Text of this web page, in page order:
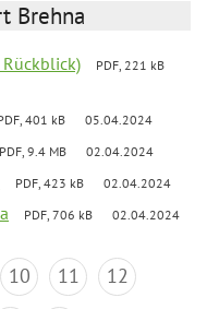
Brehna
Rückblick)
PDF, 221 kB
401 kB 05.04.2024
PDF, 9.4 MB 02.04.2024
PDF, 423 kB 02.04.2024
PDF, 706 kB 02.04.2024
10 11
12